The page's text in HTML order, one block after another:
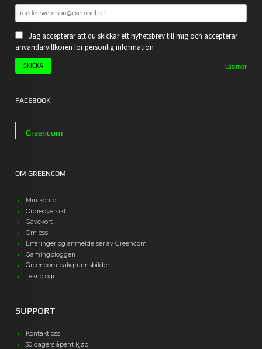
Jag accepterar att du skickar ett nyhetsbrev till mig och accepterar
användarvillkoren för personlig information
Läs mer
FACEBOOK
Greencom
OM GREENCOM
Min konto
Ordreoversikt
Gavekort
Om oss
Erfaringer og anmeldelser av Greencom
Gamingbloggen
Greencom bakgrunnsbilder
Teknologi
SUPPORT
Kontakt oss
30 dagers åpent kjøp